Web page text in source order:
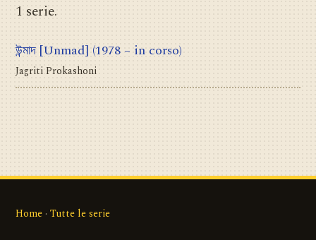
1 serie.
উন্মাদ [Unmad] (1978 – in corso)
Jagriti Prokashoni
Home · Tutte le serie